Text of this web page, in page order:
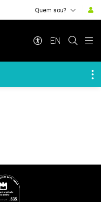
Quem sou?
EN